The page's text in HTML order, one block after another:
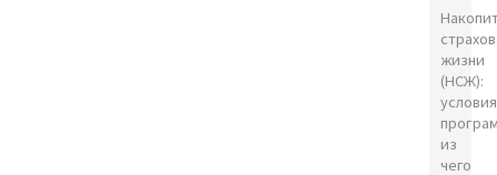
жизни
(НСЖ):
условия
из
чего